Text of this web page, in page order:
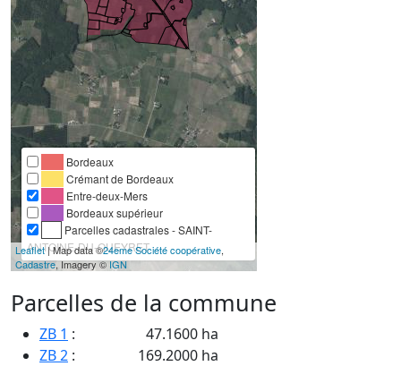
Bordeaux
Crémant de Bordeaux
Entre-deux-Mers
Bordeaux supérieur
Parcelles cadastrales - SAINT-
ANTOINE-DU-QUEYRET
Leaflet| Map data ©24eme Société coopérative,
Cadastre, Imagery ©IGN
Parcelles de la commune
ZB 1 :
47.1600 ha
ZB 2 :
169.2000 ha